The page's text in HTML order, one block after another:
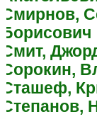
Смирнов,
Борисович
Смит,
Сорокин,
Сташеф,
Степанов,